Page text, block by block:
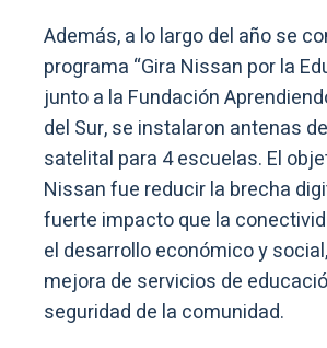
Además, a lo largo del año se
programa “Gira Nissan por la
junto a la Fundación
del Sur, se instalaron antenas
satelital para 4 escuelas. El
Nissan fue reducir la brecha
fuerte impacto que la
el desarrollo económico y
mejora de servicios de
seguridad de la comunidad.